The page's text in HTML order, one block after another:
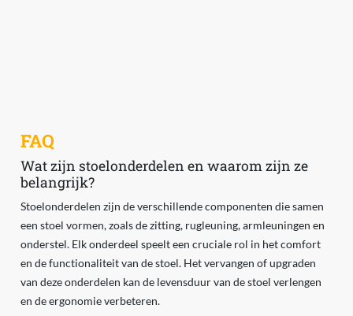
FAQ
Wat zijn stoelonderdelen en waarom zijn ze
belangrijk?
Stoelonderdelen zijn de verschillende componenten die samen
een stoel vormen, zoals de zitting, rugleuning, armleuningen en
onderstel. Elk onderdeel speelt een cruciale rol in het comfort
en de functionaliteit van de stoel. Het vervangen of upgraden
van deze onderdelen kan de levensduur van de stoel verlengen
en de ergonomie verbeteren.